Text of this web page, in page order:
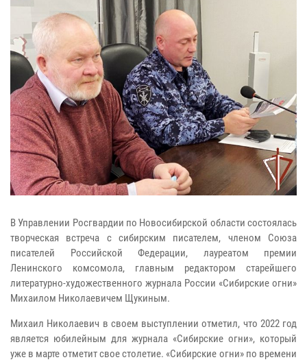
В Управлении Росгвардии по Новосибирской области состоялась
творческая встреча с сибирским писателем, членом Союза
писателей Российской Федерации, лауреатом премии
Ленинского комсомола, главным редактором старейшего
литературно-художественного журнала России «Сибирские огни»
Михаилом Николаевичем Щукиным.
Михаил Николаевич в своем выступлении отметил, что 2022 год
является юбилейным для журнала «Сибирские огни», который
уже в марте отметит свое столетие. «Сибирские огни» по времени